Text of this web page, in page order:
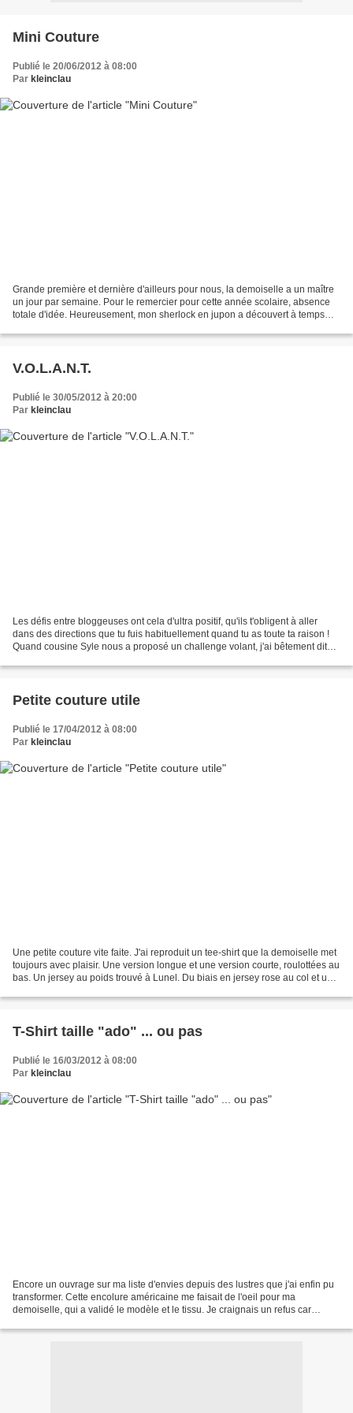
Mini Couture
Publié le 20/06/2012 à 08:00
Par kleinclau
Grande première et dernière d'ailleurs pour nous, la demoiselle a un maître
un jour par semaine. Pour le remercier pour cette année scolaire, absence
totale d'idée. Heureusement, mon sherlock en jupon a découvert à temps
V.O.L.A.N.T.
Publié le 30/05/2012 à 20:00
Par kleinclau
Les défis entre bloggeuses ont cela d'ultra positif, qu'ils t'obligent à aller
dans des directions que tu fuis habituellement quand tu as toute ta raison !
Quand cousine Syle nous a proposé un challenge volant, j'ai bêtement dit
Petite couture utile
Publié le 17/04/2012 à 08:00
Par kleinclau
Une petite couture vite faite. J'ai reproduit un tee-shirt que la demoiselle met
toujours avec plaisir. Une version longue et une version courte, roulottées au
bas. Un jersey au poids trouvé à Lunel. Du biais en jersey rose au col et un
T-Shirt taille "ado" ... ou pas
Publié le 16/03/2012 à 08:00
Par kleinclau
Encore un ouvrage sur ma liste d'envies depuis des lustres que j'ai enfin pu
transformer. Cette encolure américaine me faisait de l'oeil pour ma
demoiselle, qui a validé le modèle et le tissu. Je craignais un refus car